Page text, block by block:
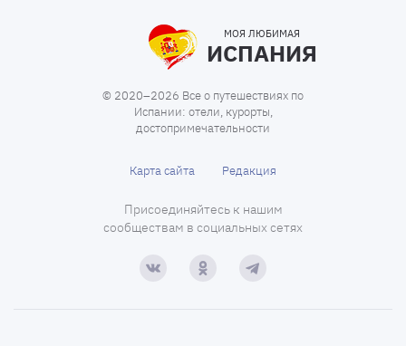
МОЯ ЛЮБИМАЯ
ИСПАНИЯ
© 2020–2026 Все о путешествиях по
Испании: отели, курорты,
достопримечательности
Карта сайта Редакция
Присоединяйтесь к нашим
сообществам в социальных сетях